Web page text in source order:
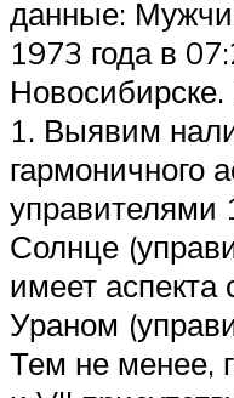
данные:
1973 года в
1. Выявим
гармоничного
управителями
Солнце
имеет
Ураном
Тем не менее,